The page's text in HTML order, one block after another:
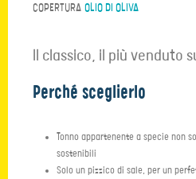
COPERTURA OLIO DI OLIVA
Il classico, il più venduto
Perché sceglierlo
Tonno appartenente a specie non
sostenibili
Solo un pizzico di sale, per un